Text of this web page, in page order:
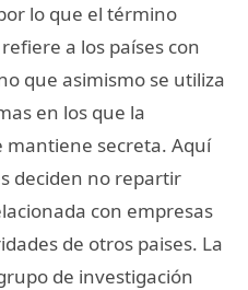
lo que el término
a los países con
que asimismo se utiliza
en los que la
secreta. Aquí
deciden no repartir
con empresas
de otros paises. La
de investigación